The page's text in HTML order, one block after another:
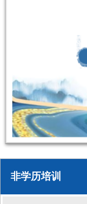
非学历培训